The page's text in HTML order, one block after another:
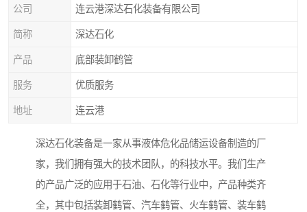
公司 连云港深达石化装备有限公司
简称 深达石化
产品 底部装卸鹤管
服务 优质服务
地址 连云港
深达石化装备是一家从事液体危化品储运设备制造的厂
家，我们拥有强大的技术团队，的科技水平。我们生产
的产品广泛的应用于石油、石化等行业中，产品种类齐
全，其中包括装卸鹤管、汽车鹤管、火车鹤管、装车鹤